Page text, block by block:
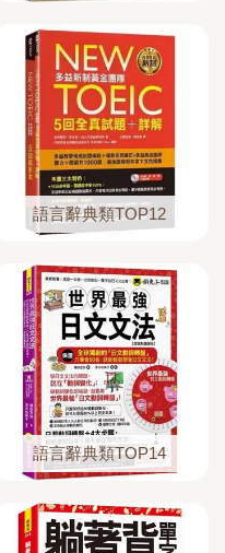
語言辭典類TOP12
語言辭典類TOP14